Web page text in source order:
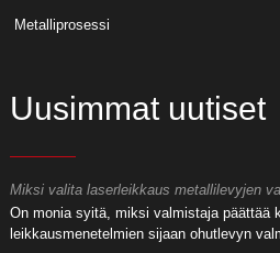
Metalliprosessi
Uusimmat uutiset
Miksi valita laserleikkaus metallilevyjen
On monia syitä, miksi valmistaja päättää
leikkausmenetelmien sijaan ohutlevyn